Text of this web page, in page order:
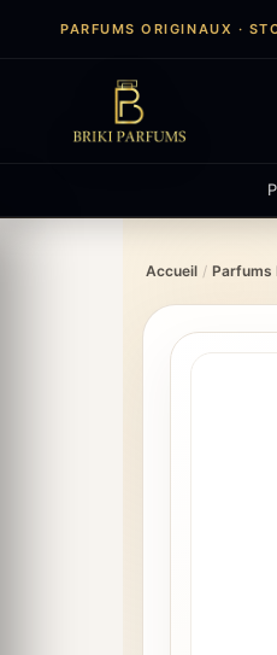
PARFUMS ORIGINAUX ·
Accueil / Parfums